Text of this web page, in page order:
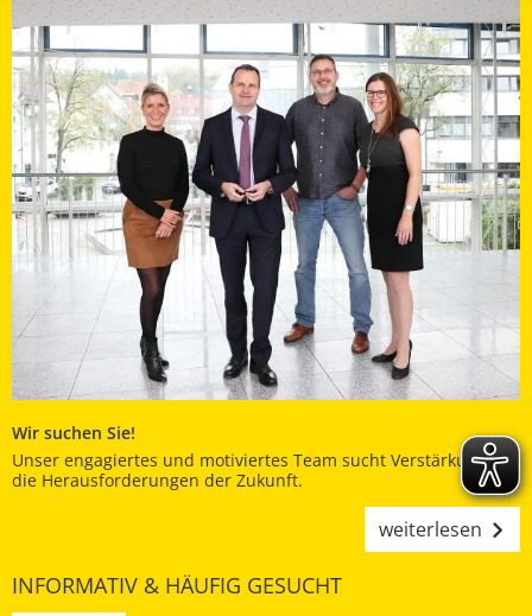
Wir suchen Sie!
Unser engagiertes und motiviertes Team sucht Verstärkung für
die Herausforderungen der Zukunft.
weiterlesen
INFORMATIV & HÄUFIG GESUCHT